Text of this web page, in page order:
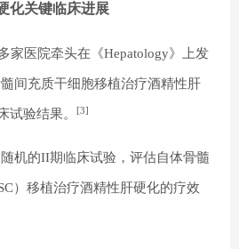
化关键临床进展
家医院牵头在《Hepatology》上发
间充质干细胞移植治疗酒精性肝
试验结果。 [3]
机的II期临床试验，评估自体骨髓
）移植治疗酒精性肝硬化的疗效